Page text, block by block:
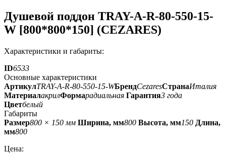
Душевой поддон TRAY-A-R-80-550-15-
W [800*800*150] (CEZARES)
Характеристики и габариты:
ID6533
Основные характеристики
АртикулTRAY-A-R-80-550-15-WБрендCezaresСтранаИталия
МатериалакрилФормарадиальная Гарантия3 года
Цветбелый
Габариты
Размер800 × 150 мм Ширина, мм800 Высота, мм150 Длина,
мм800
Цена: